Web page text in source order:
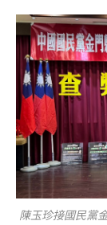
陳玉珍接國民黨